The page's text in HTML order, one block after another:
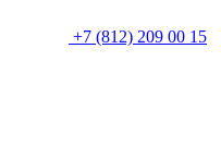
+7 (812) 209 00 15